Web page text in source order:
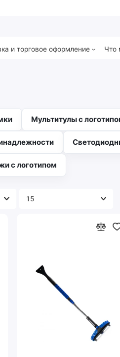
и торговое оформление Что
Мультитулы с
с логотипом